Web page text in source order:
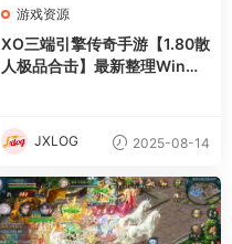
游戏资源
XO三端引擎传奇手游【1.80散
人极品合击】最新整理Win系
JXLOG 2025-08-14